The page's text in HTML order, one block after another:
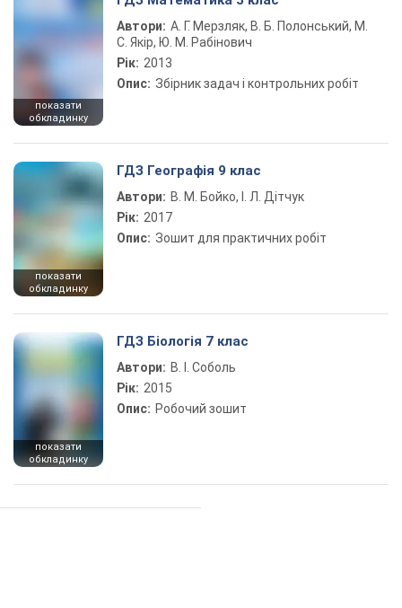
показати
обкладинку
Автори: А. Г. Мерзляк, В. Б. Полонський, М.
С. Якір, Ю. М. Рабінович
Рік: 2013
Опис: Збірник задач і контрольних робіт
показати
обкладинку
ГДЗ Географія 9 клас
Автори: В. М. Бойко, І. Л. Дітчук
Рік: 2017
Опис: Зошит для практичних робіт
показати
обкладинку
ГДЗ Біологія 7 клас
Автори: В. І. Соболь
Рік: 2015
Опис: Робочий зошит